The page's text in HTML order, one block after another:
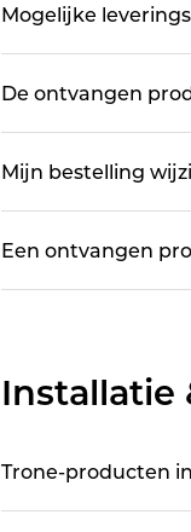
Mogelijke
De ontvangen
Mijn bestelling
Een ontvangen
Installatie
Trone-producten